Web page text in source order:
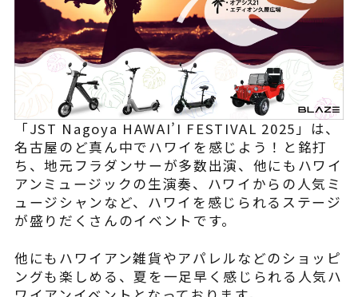
※類似品にご注意ください
ニュース
よくある質問
「JST Nagoya HAWAI’I FESTIVAL 2025」は、
名古屋のど真ん中でハワイを感じよう！と銘打
ち、地元フラダンサーが多数出演、他にもハワイ
アンミュージックの生演奏、ハワイからの人気ミ
ュージシャンなど、ハワイを感じられるステージ
が盛りだくさんのイベントです。
他にもハワイアン雑貨やアパレルなどのショッピ
ングも楽しめる、夏を一足早く感じられる人気ハ